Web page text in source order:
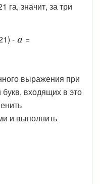
га, значит, за три
-
=
выражения при
входящих в это
и выполнить